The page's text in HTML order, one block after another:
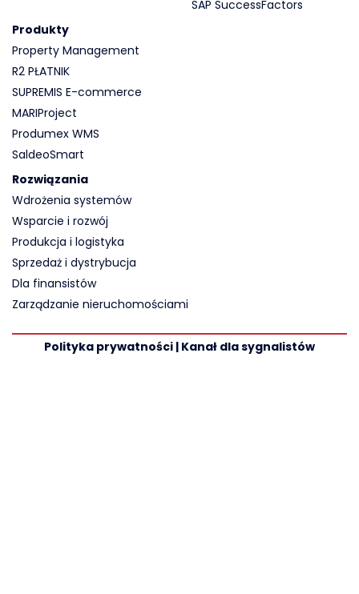
SAP SuccessFactors
Produkty
Property Management
R2 PŁATNIK
SUPREMIS E-commerce
MARIProject
Produmex WMS
SaldeoSmart
Rozwiązania
Wdrożenia systemów
Wsparcie i rozwój
Produkcja i logistyka
Sprzedaż i dystrybucja
Dla finansistów
Zarządzanie nieruchomościami
Polityka prywatności | Kanał dla sygnalistów